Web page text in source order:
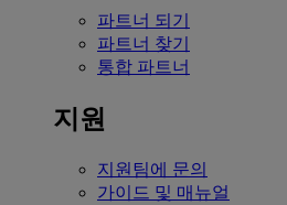
파트너 되기
파트너 찾기
통합 파트너
지원
지원팀에 문의
가이드 및 매뉴얼